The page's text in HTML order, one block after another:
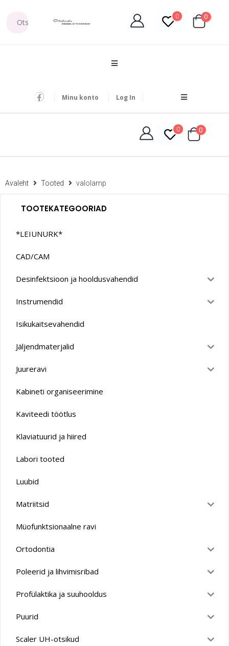
0 0
Minu konto Log In
0 0
Avaleht Tooted valolamp
TOOTEKATEGOORIAD
*LEIUNURK*
CAD/CAM
Desinfektsioon ja hooldusvahendid
Instrumendid
Isikukaitsevahendid
Jäljendmaterjalid
Juureravi
Kabineti organiseerimine
Kaviteedi töötlus
Klaviatuurid ja hiired
Labori tooted
Luubid
Matriitsid
Müofunktsionaalne ravi
Ortodontia
Poleerid ja lihvimisribad
Profülaktika ja suuhooldus
Puurid
Scaler UH-otsikud